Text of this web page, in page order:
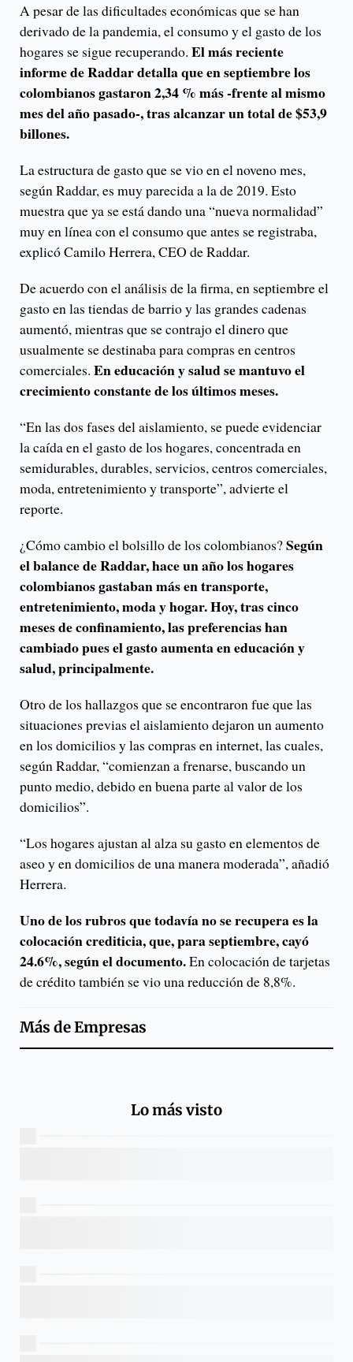
A pesar de las dificultades económicas que se han
derivado de la pandemia, el consumo y el gasto de los
hogares se sigue recuperando. El más reciente
informe de Raddar detalla que en septiembre los
colombianos gastaron 2,34 % más -frente al mismo
mes del año pasado-, tras alcanzar un total de $53,9
billones.
La estructura de gasto que se vio en el noveno mes,
según Raddar, es muy parecida a la de 2019. Esto
muestra que ya se está dando una “nueva normalidad”
muy en línea con el consumo que antes se registraba,
explicó Camilo Herrera, CEO de Raddar.
De acuerdo con el análisis de la firma, en septiembre el
gasto en las tiendas de barrio y las grandes cadenas
aumentó, mientras que se contrajo el dinero que
usualmente se destinaba para compras en centros
comerciales. En educación y salud se mantuvo el
crecimiento constante de los últimos meses.
“En las dos fases del aislamiento, se puede evidenciar
la caída en el gasto de los hogares, concentrada en
semidurables, durables, servicios, centros comerciales,
moda, entretenimiento y transporte”, advierte el
reporte.
¿Cómo cambio el bolsillo de los colombianos?Según
el balance de Raddar, hace un año los hogares
colombianos gastaban más en transporte,
entretenimiento, moda y hogar. Hoy, tras cinco
meses de confinamiento, las preferencias han
cambiado pues el gasto aumenta en educación y
salud, principalmente.
Otro de los hallazgos que se encontraron fue que las
situaciones previas el aislamiento dejaron un aumento
en los domicilios y las compras en internet, las cuales,
según Raddar, “comienzan a frenarse, buscando un
punto medio, debido en buena parte al valor de los
domicilios”.
“Los hogares ajustan al alza su gasto en elementos de
aseo y en domicilios de una manera moderada”, añadió
Herrera.
Uno de los rubros que todavía no se recupera es la
colocación crediticia, que, para septiembre, cayó
24.6%, según el documento.En colocación de tarjetas
de crédito también se vio una reducción de 8,8%.
Más deEmpresas
Lo más visto